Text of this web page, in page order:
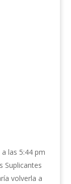
las 5:44 pm
Suplicantes
volverla a